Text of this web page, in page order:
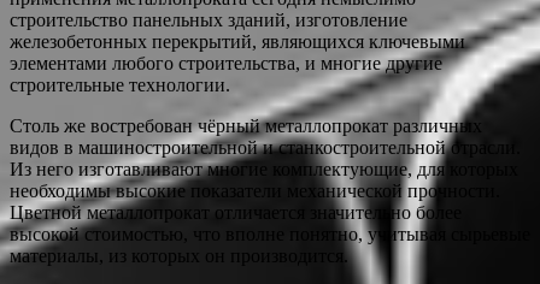
строительство панельных зданий, изготовление
железобетонных перекрытий, являющихся ключевыми
элементами любого строительства, и многие другие
строительные технологии.
Столь же востребован чёрный металлопрокат различных
видов в машиностроительной и станкостроительной отрасли.
Из него изготавливают многие комплектующие, для которых
необходимы высокие показатели механической прочности.
Цветной металлопрокат отличается значительно более
высокой стоимостью, что вполне понятно, учитывая сырьевые
материалы, из которых он производится.